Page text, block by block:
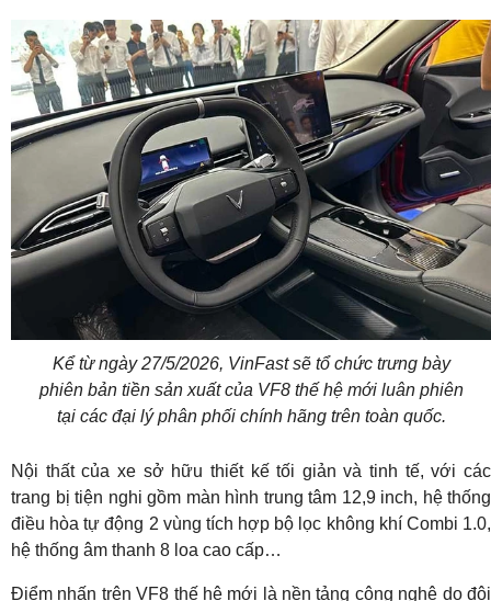
Kể từ ngày 27/5/2026, VinFast sẽ tổ chức trưng bày
phiên bản tiền sản xuất của VF8 thế hệ mới luân phiên
tại các đại lý phân phối chính hãng trên toàn quốc.
Nội thất của xe sở hữu thiết kế tối giản và tinh tế, với các
trang bị tiện nghi gồm màn hình trung tâm 12,9 inch, hệ thống
điều hòa tự động 2 vùng tích hợp bộ lọc không khí Combi 1.0,
hệ thống âm thanh 8 loa cao cấp…
Điểm nhấn trên VF8 thế hệ mới là nền tảng công nghệ do đội